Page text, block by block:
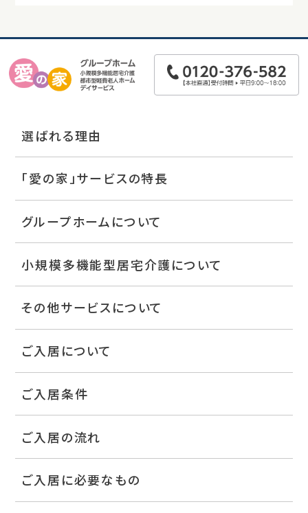
選ばれる理由
「愛の家」サービスの特長
グループホームについて
小規模多機能型居宅介護について
その他サービスについて
ご入居について
ご入居条件
ご入居の流れ
ご入居に必要なもの